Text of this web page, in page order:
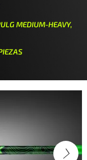
MEDIUM-HEAVY,